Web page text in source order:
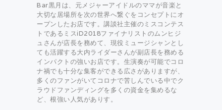
Bar黒月は、元メジャーアイドルのママが音楽と
大切な居場所を次の世界へ繋ぐをコンセプトにオ
ープンしたお店です。講談社主催のミスコンテス
トであるミスiD2018ファイナリストのムンヒジ
ュさんが店長を務めて、現役ミュージシャンとし
ても活躍する大内ライダーさんが副店長を務める
インパクトの強いお店です。生演奏が可能でコロ
ナ禍でも十分な集客ができる広さがありますが、
多くのファンがいてコロナで苦しんでいる中でク
ラウドファンディングを多くの資金を集めるな
ど、根強い人気がありす。